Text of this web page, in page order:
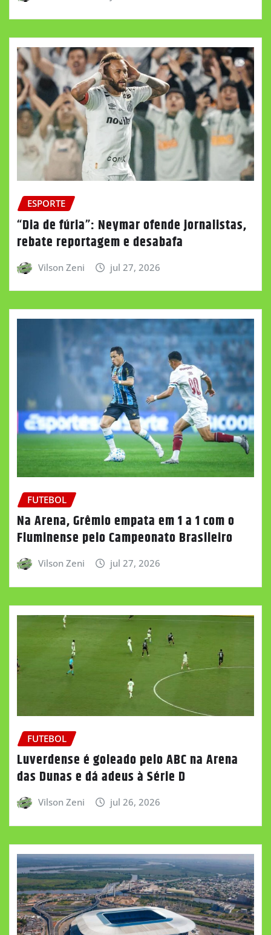
ESPORTE
“Dia de fúria”: Neymar ofende jornalistas,
rebate reportagem e desabafa
Vilson Zeni jul 27, 2026
FUTEBOL
Na Arena, Grêmio empata em 1 a 1 com o
Fluminense pelo Campeonato Brasileiro
Vilson Zeni jul 27, 2026
FUTEBOL
Luverdense é goleado pelo ABC na Arena
das Dunas e dá adeus à Série D
Vilson Zeni jul 26, 2026